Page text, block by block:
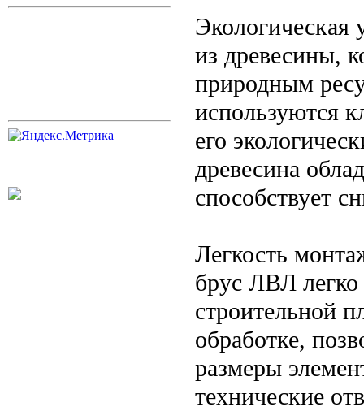
Экологическая
из древесины,
природным
используются
его
древесина
способствует
Легкость
брус ЛВЛ легко
строительной
обработке,
размеры
технические